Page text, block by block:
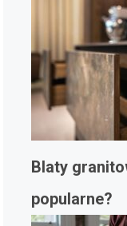
Blaty
popularne?